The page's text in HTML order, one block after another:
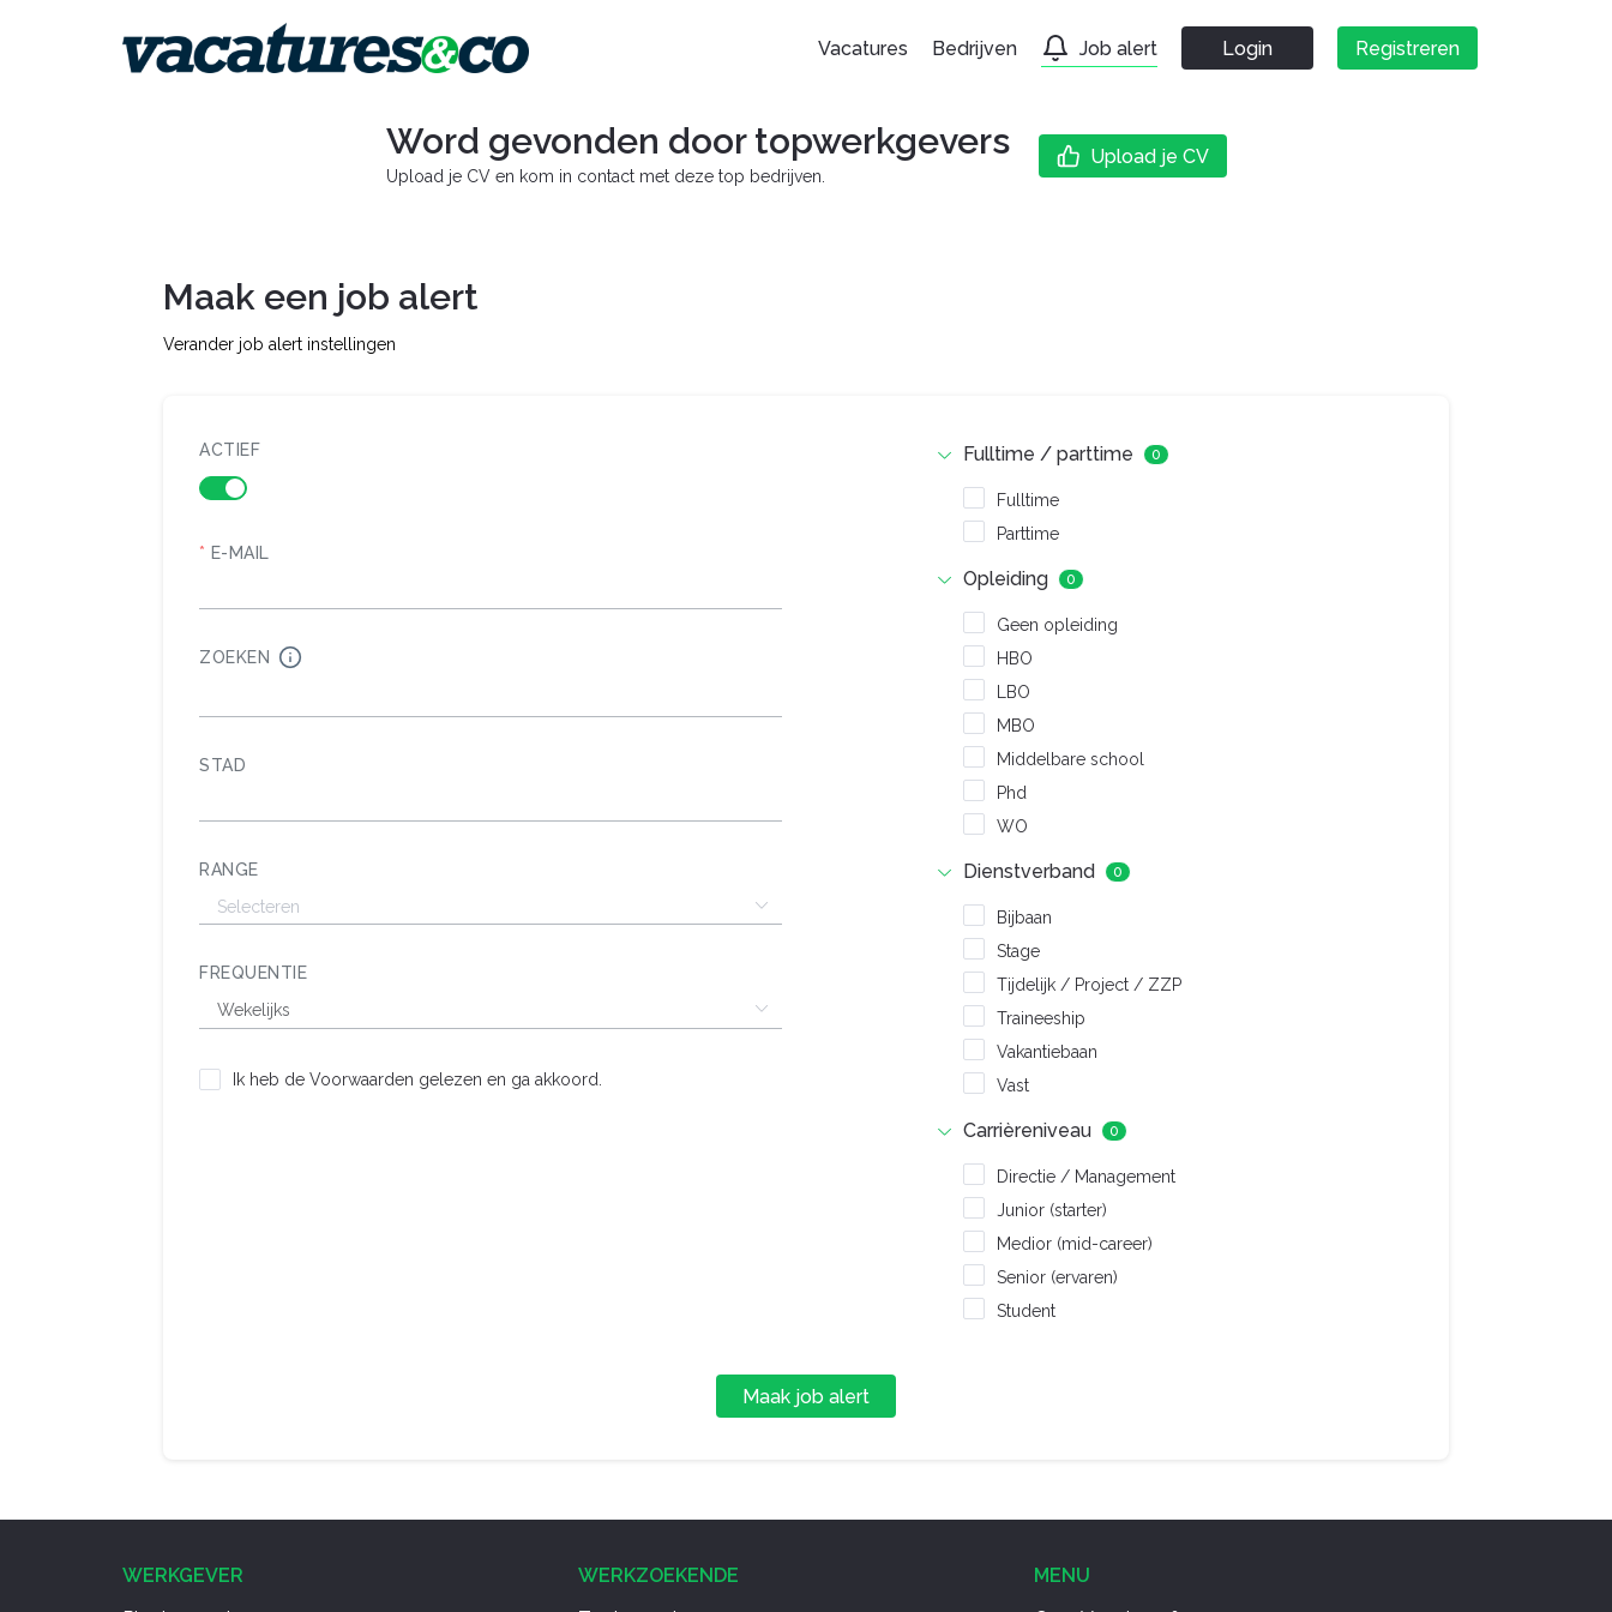
Vacatures Bedrijven Job alert Login Registreren
Word gevonden door topwerkgevers
Upload je CV en kom in contact met deze top bedrijven.
Upload je CV
Maak een job alert
Verander job alert instellingen
ACTIEF
E-MAIL
ZOEKEN
STAD
RANGE
FREQUENTIE
Ik heb de Voorwaarden gelezen en ga akkoord.
Fulltime / parttime 0
Fulltime
Parttime
Opleiding 0
Geen opleiding
HBO
LBO
MBO
Middelbare school
Phd
WO
Dienstverband 0
Bijbaan
Stage
Tijdelijk / Project / ZZP
Traineeship
Vakantiebaan
Vast
Carrièreniveau 0
Directie / Management
Junior (starter)
Medior (mid-career)
Senior (ervaren)
Student
Maak job alert
WERKGEVER
WERKZOEKENDE
MENU